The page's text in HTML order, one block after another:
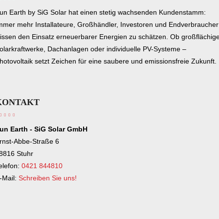
Earth by SiG Solar hat einen stetig wachsenden Kundenstamm:
mehr Installateure, Großhändler, Investoren und Endverbraucher
den Einsatz erneuerbarer Energien zu schätzen. Ob
Dachanlagen oder individuelle PV-Systeme –
setzt Zeichen für eine saubere und emissionsfreie Zukunft.
Earth - SiG Solar GmbH
Abbe-Straße 6
Stuhr
0421 844810
Mail: Schreiben Sie uns!